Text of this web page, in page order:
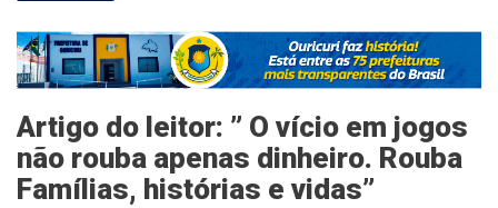
Artigo do leitor: ” O vício em jogos
não rouba apenas dinheiro. Rouba
Famílias, histórias e vidas”